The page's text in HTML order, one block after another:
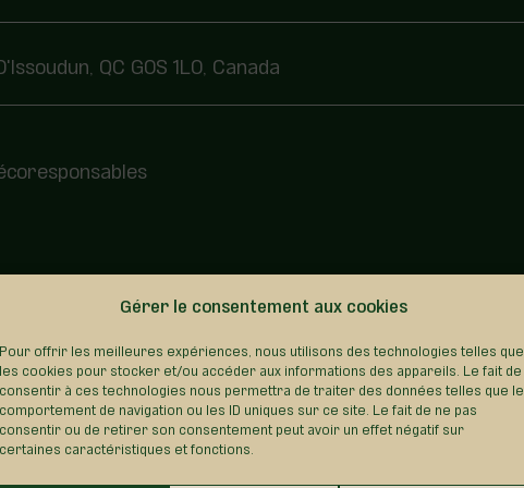
Gérer le consentement aux cookies
Pour offrir les meilleures expériences, nous utilisons des technologies telles que
les cookies pour stocker et/ou accéder aux informations des appareils. Le fait de
consentir à ces technologies nous permettra de traiter des données telles que le
comportement de navigation ou les ID uniques sur ce site. Le fait de ne pas
consentir ou de retirer son consentement peut avoir un effet négatif sur
certaines caractéristiques et fonctions.
QC G0S 1L0, Canada